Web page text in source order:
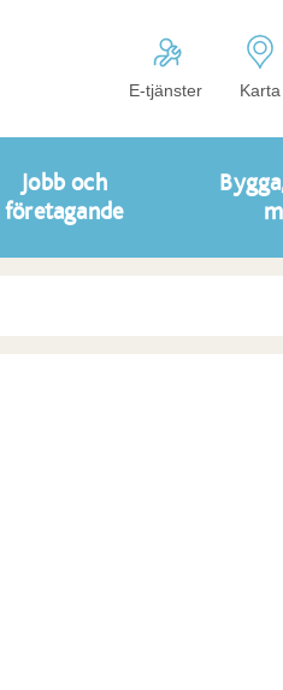
E-tjänster Karta
Jobb och
företagande